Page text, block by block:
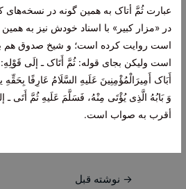
عبارت‌ثُمَّ أتاک به‌ همين‌ گونه‌ در
در «مزار کبير» با اسناد خودش‌ نيز به‌
است‌ روايت‌ کرده‌ است‌؛ و شيخ‌ صدوق‌ هم‌
است‌ وليکن‌ بجای قوله‌:ثُمَّ أَتَاک ـ إلَی
أَبَاک أَمِيرَالْمُؤْمِنِينَ عَلَیهِ السَّلَامُ عَارِفًا
وَ بَابُهُ الَّذِی يُؤْتَی مِنْهُ، فَسَلَّمَ عَلَیهِ ثُمَّ أَتَی ـ
أقرب‌ به‌ صواب‌ است‌.
راهبری
→ نوشته قبل